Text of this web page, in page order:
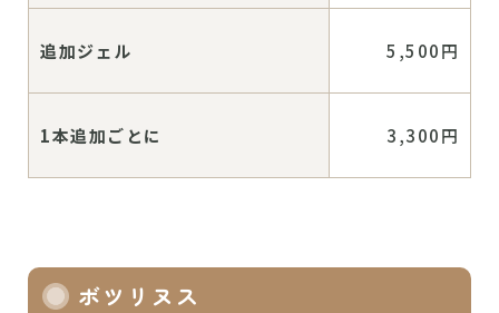
追加ジェル 5,500円
1本追加ごとに 3,300円
ボツリヌス